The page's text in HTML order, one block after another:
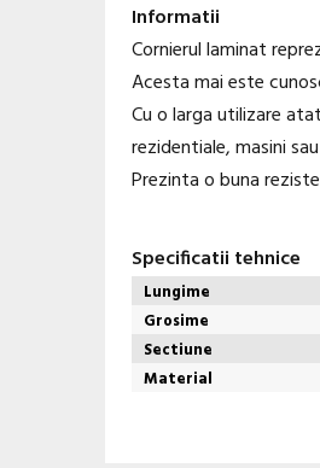
Informatii
Cornierul laminat
Acesta mai este
Cu o larga utilizare
rezidentiale, masini
Prezinta o buna
Specificatii tehnice
Lungime
Grosime
Sectiune
Material